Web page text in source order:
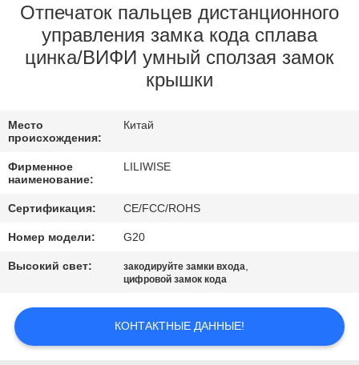
ПРОВЕРКА
КАЧЕСТВА
МЫ
НОВОСТИ
NEWS
САЙТА
Отпечаток пальцев дистанционного
управления замка кода сплава
цинка/ВИФИ умный сползая замок
крышки
Место
происхождения:
Китай
Фирменное
наименование:
LILIWISE
Сертификация: CE/FCC/ROHS
Номер модели: G20
Высокий свет: закодируйте замки входа,
цифровой замок кода
КОНТАКТНЫЕ ДАННЫЕ!